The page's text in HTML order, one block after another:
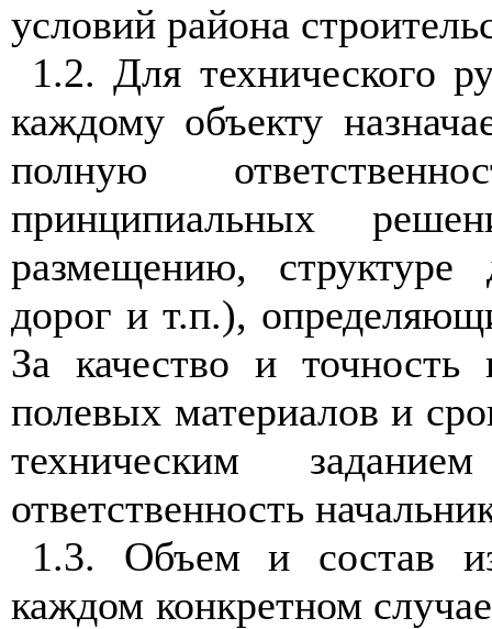
условий района строи
1.2. Для технического
каждому объекту назн
полную
принципиальных
размещению,
дорог и т.п.),
За качество и точность
полевых материалов и
техническим
ответственность н
1.3. Объем и состав
каждом конкретном слу